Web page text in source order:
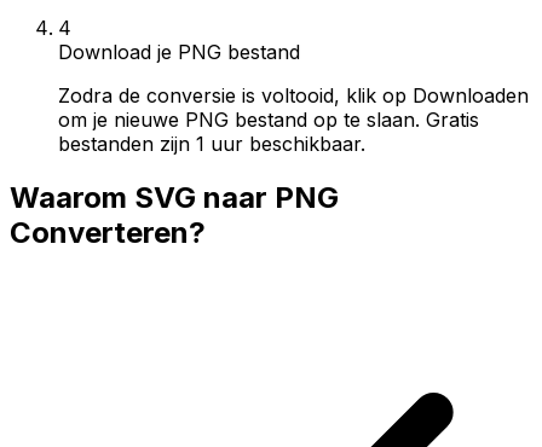
4
Download je PNG bestand
Zodra de conversie is voltooid, klik op Downloaden
om je nieuwe PNG bestand op te slaan. Gratis
bestanden zijn 1 uur beschikbaar.
Waarom SVG naar PNG
Converteren?